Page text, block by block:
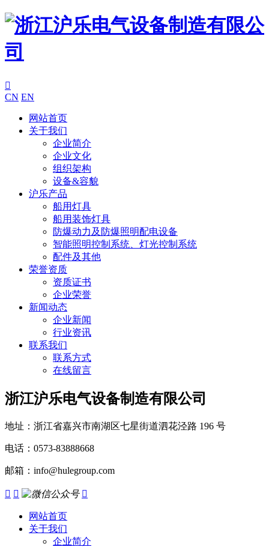

CN EN
网站首页
关于我们
企业简介
企业文化
组织架构
设备&容貌
沪乐产品
船用灯具
船用装饰灯具
防爆动力及防爆照明配电设备
智能照明控制系统、灯光控制系统
配件及其他
荣誉资质
资质证书
企业荣誉
新闻动态
企业新闻
行业资讯
联系我们
联系方式
在线留言
浙江沪乐电气设备制造有限公司
地址：浙江省嘉兴市南湖区七星街道泗花泾路 196 号
电话：0573-83888668
邮箱：info@hulegroup.com
  
网站首页
关于我们
企业简介